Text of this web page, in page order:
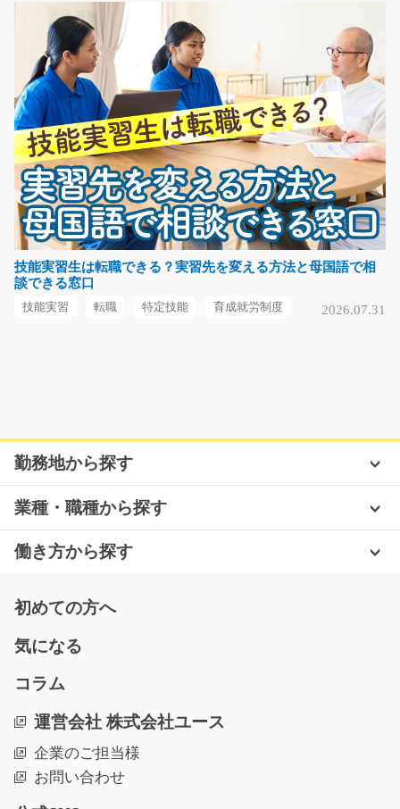
の金属部品の目視検…
長期（3ヶ月以上）
時給1000円～
熊本県玉名郡南関町
気になる
焼肉のたれやソース容器の供給/y02_00658
急募
【お仕事の内容】飲料の原料空け作業、又は焼肉のた
れ・ソースの容器包装…
長期（3ヶ月以上）
時給1100円～
食品仕分け/i02_01585
急募
★常温・冷蔵食品を扱う物流倉庫でのオシゴト★ ＼週3
日～OK／シンプル作業…
長期（3ヶ月以上）
時給1,400円～1,750円
急募
嬉しい土日祝休み♪園芸用土を機械に投入するだけのカン
タンなお仕事☆モク…
技能実習生は転職できる？実習先を変える方法と母国語で相
談できる窓口
技能実習 転職 特定技能 育成就労制度 2026.07.31
勤務地から探す
業種・職種から探す
働き方から探す
初めての方へ
気になる
コラム
運営会社 株式会社ユース
企業のご担当様
お問い合わせ